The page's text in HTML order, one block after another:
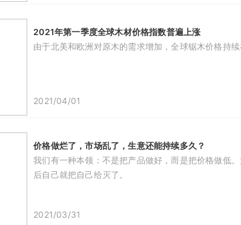
2021年第一季度全球木材价格指数普遍上涨
由于北美和欧洲对原木的需求增加，全球锯木价格持
2021/04/01
价格做烂了，市场乱了，生意还能持续多久？
我们有一种本领：不是把产品做好，而是把价格做低
后自己就把自己给灭了。
2021/03/31